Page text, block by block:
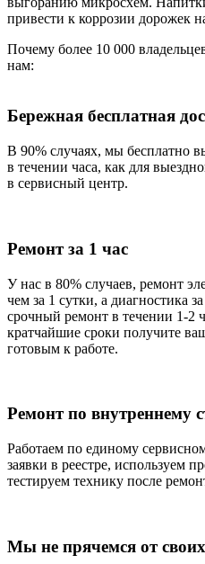
привести к коррозии дорожек
Почему более 10 000
нам:
Бережная бесплатная
В 90% случаях, мы бесплатно
в течении часа, как для
в сервисный центр.
Ремонт за 1 час
У нас в 80% случаев, ремонт
чем за 1 сутки, а диагностика
срочный ремонт в течении 1-2
кратчайшие сроки получите
готовым к работе.
Ремонт по внутреннему
Работаем по единому
заявки в реестре, используем
тестируем технику после
Мы не прячемся от